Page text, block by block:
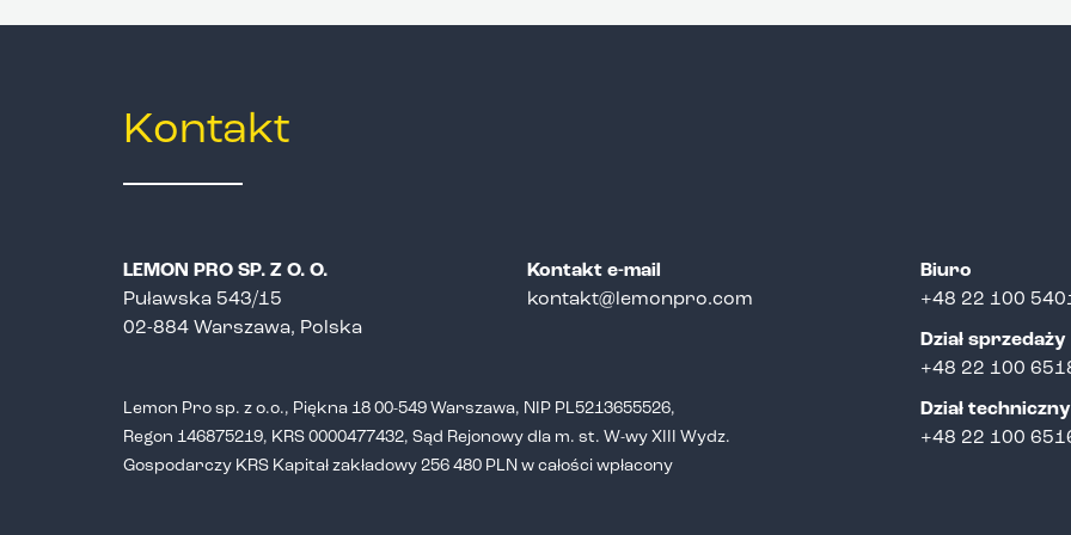
Kontakt
LEMON PRO SP. Z O. O.
Puławska 543/15
02-884 Warszawa, Polska
Kontakt e-mail
kontakt@lemonpro.com
Lemon Pro sp. z o.o., Piękna 18 00-549 Warszawa, NIP PL5213655526,
Regon 146875219, KRS 0000477432, Sąd Rejonowy dla m. st. W-wy XIII Wydz.
Gospodarczy KRS Kapitał zakładowy 256 480 PLN w całości wpłacony
Biuro
+48 22 100
Dział sprzedaży
+48 22 100
Dział techniczny
+48 22 100